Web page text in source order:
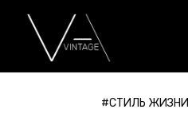
#СТИЛЬ ЖИЗНИ